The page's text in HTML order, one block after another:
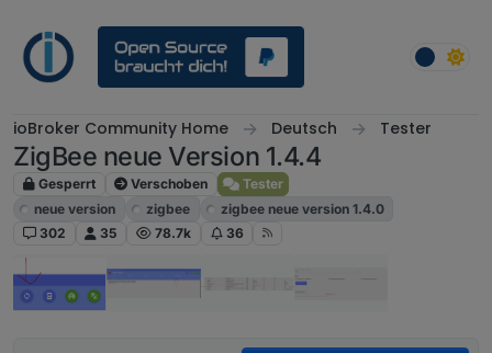
ioBroker Community Home Deutsch Tester
ZigBee neue Version 1.4.4
Gesperrt Verschoben
Tester
neue version
zigbee
zigbee neue version 1.4.0
302
35 78.7k 36